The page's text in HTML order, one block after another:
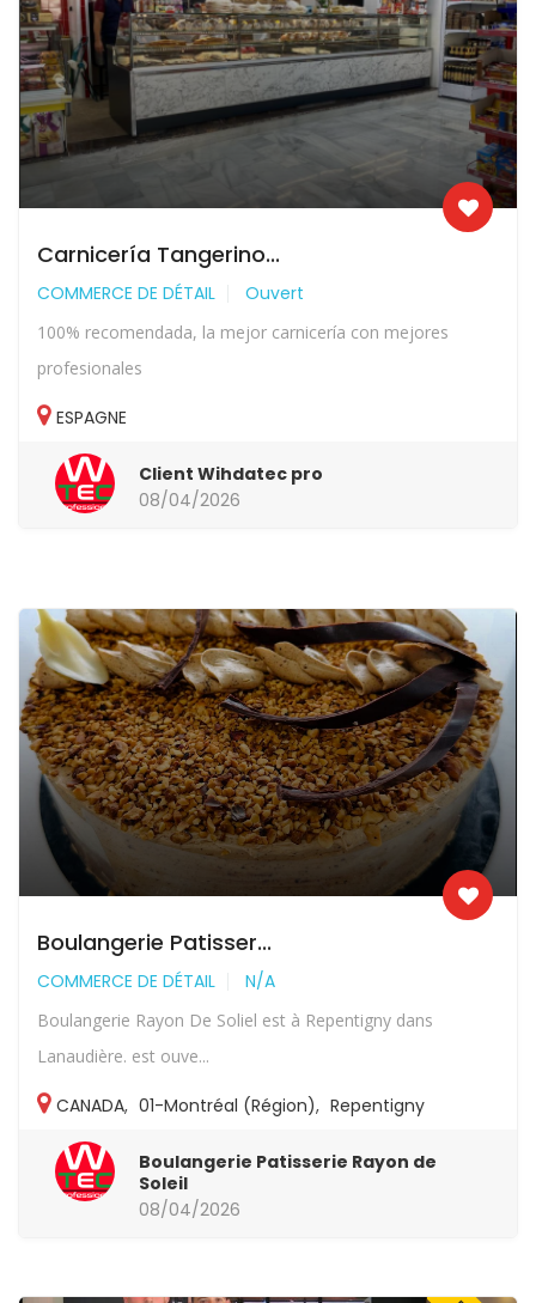
Carnicería Tangerino...
COMMERCE DE DÉTAIL Ouvert
100% recomendada, la mejor carnicería con mejores
profesionales
ESPAGNE
Client Wihdatec pro
08/04/2026
Boulangerie Patisser...
COMMERCE DE DÉTAIL N/A
Boulangerie Rayon De Soliel est à Repentigny dans
Lanaudière. est ouve...
CANADA, 01-Montréal (Région), Repentigny
Boulangerie Patisserie Rayon de
Soleil
08/04/2026